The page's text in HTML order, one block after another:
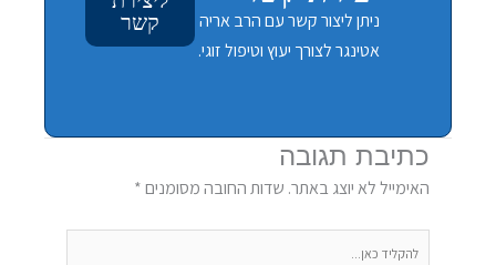
ניתן ליצור קשר עם הרב אריה
אטינגר לצורך יעוץ וטיפול זוגי.
קשר
כתיבת תגובה
האימייל לא יוצג באתר. שדות החובה מסומנים*
להקליד